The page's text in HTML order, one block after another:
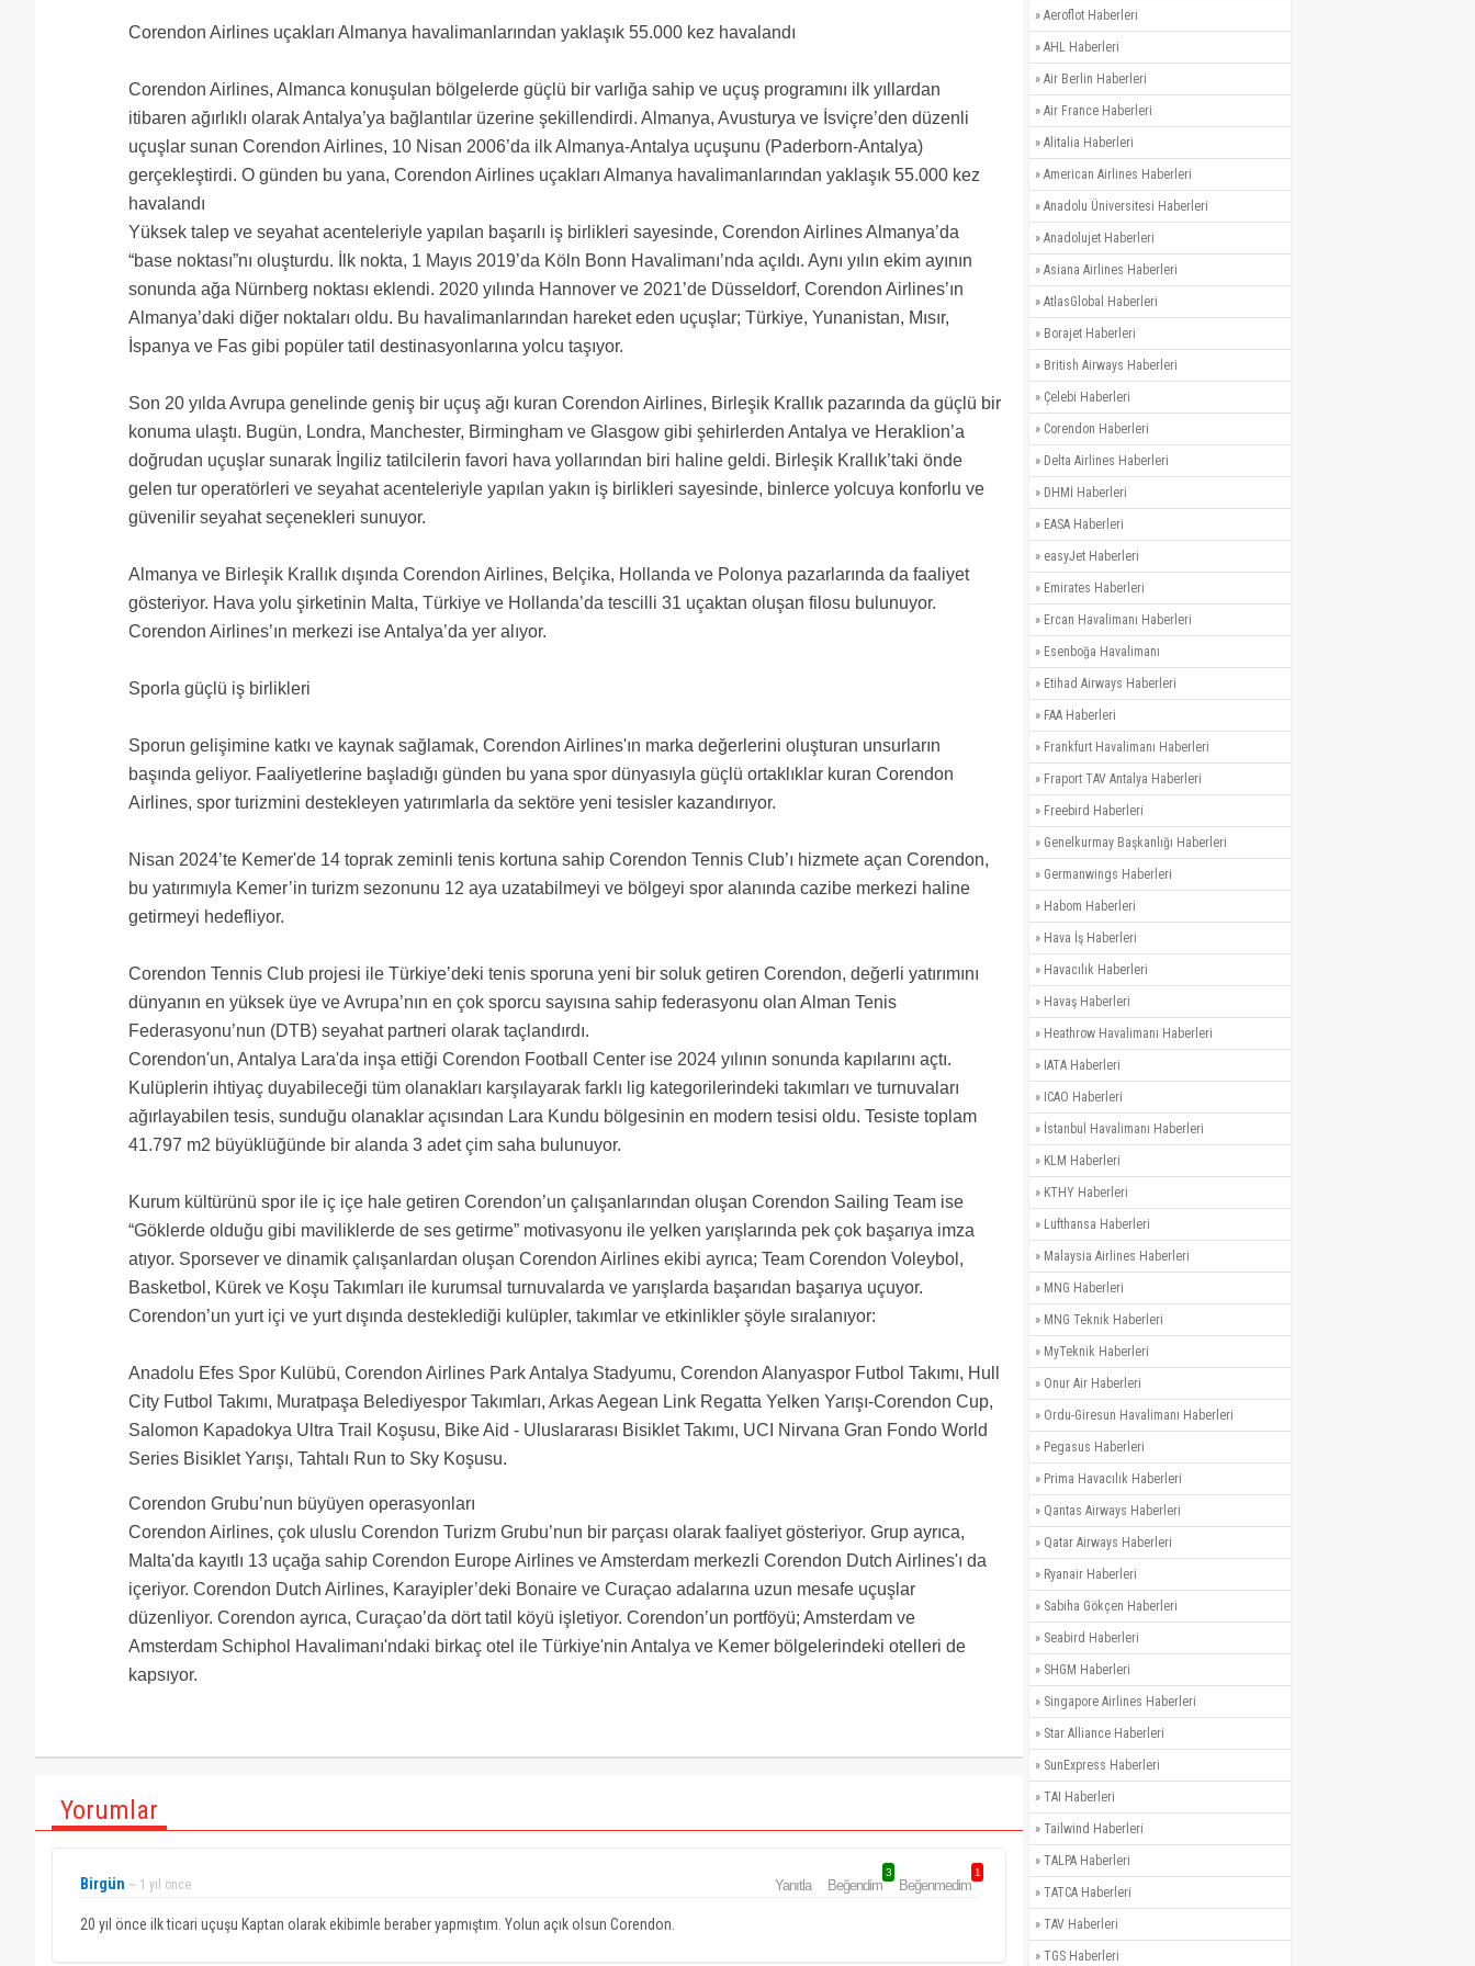
Corendon Airlines uçakları Almanya havalimanlarından yaklaşık 55.000 kez havalandı
Corendon Airlines, Almanca konuşulan bölgelerde güçlü bir varlığa sahip ve uçuş programını ilk yıllardan
itibaren ağırlıklı olarak Antalya’ya bağlantılar üzerine şekillendirdi. Almanya, Avusturya ve İsviçre’den düzenli
uçuşlar sunan Corendon Airlines, 10 Nisan 2006’da ilk Almanya-Antalya uçuşunu (Paderborn-Antalya)
gerçekleştirdi. O günden bu yana, Corendon Airlines uçakları Almanya havalimanlarından yaklaşık 55.000 kez
havalandı
Yüksek talep ve seyahat acenteleriyle yapılan başarılı iş birlikleri sayesinde, Corendon Airlines Almanya’da
“base noktası”nı oluşturdu. İlk nokta, 1 Mayıs 2019’da Köln Bonn Havalimanı’nda açıldı. Aynı yılın ekim ayının
sonunda ağa Nürnberg noktası eklendi. 2020 yılında Hannover ve 2021’de Düsseldorf, Corendon Airlines’ın
Almanya’daki diğer noktaları oldu. Bu havalimanlarından hareket eden uçuşlar; Türkiye, Yunanistan, Mısır,
İspanya ve Fas gibi popüler tatil destinasyonlarına yolcu taşıyor.
Son 20 yılda Avrupa genelinde geniş bir uçuş ağı kuran Corendon Airlines, Birleşik Krallık pazarında da güçlü bir
konuma ulaştı. Bugün, Londra, Manchester, Birmingham ve Glasgow gibi şehirlerden Antalya ve Heraklion’a
doğrudan uçuşlar sunarak İngiliz tatilcilerin favori hava yollarından biri haline geldi. Birleşik Krallık’taki önde
gelen tur operatörleri ve seyahat acenteleriyle yapılan yakın iş birlikleri sayesinde, binlerce yolcuya konforlu ve
güvenilir seyahat seçenekleri sunuyor.
Almanya ve Birleşik Krallık dışında Corendon Airlines, Belçika, Hollanda ve Polonya pazarlarında da faaliyet
gösteriyor. Hava yolu şirketinin Malta, Türkiye ve Hollanda’da tescilli 31 uçaktan oluşan filosu bulunuyor.
Corendon Airlines’ın merkezi ise Antalya’da yer alıyor.
Sporla güçlü iş birlikleri
Sporun gelişimine katkı ve kaynak sağlamak, Corendon Airlines'ın marka değerlerini oluşturan unsurların
başında geliyor. Faaliyetlerine başladığı günden bu yana spor dünyasıyla güçlü ortaklıklar kuran Corendon
Airlines, spor turizmini destekleyen yatırımlarla da sektöre yeni tesisler kazandırıyor.
Nisan 2024’te Kemer'de 14 toprak zeminli tenis kortuna sahip Corendon Tennis Club’ı hizmete açan Corendon,
bu yatırımıyla Kemer’in turizm sezonunu 12 aya uzatabilmeyi ve bölgeyi spor alanında cazibe merkezi haline
getirmeyi hedefliyor.
Corendon Tennis Club projesi ile Türkiye’deki tenis sporuna yeni bir soluk getiren Corendon, değerli yatırımını
dünyanın en yüksek üye ve Avrupa’nın en çok sporcu sayısına sahip federasyonu olan Alman Tenis
Federasyonu’nun (DTB) seyahat partneri olarak taçlandırdı.
Corendon'un, Antalya Lara'da inşa ettiği Corendon Football Center ise 2024 yılının sonunda kapılarını açtı.
Kulüplerin ihtiyaç duyabileceği tüm olanakları karşılayarak farklı lig kategorilerindeki takımları ve turnuvaları
ağırlayabilen tesis, sunduğu olanaklar açısından Lara Kundu bölgesinin en modern tesisi oldu. Tesiste toplam
41.797 m2 büyüklüğünde bir alanda 3 adet çim saha bulunuyor.
Kurum kültürünü spor ile iç içe hale getiren Corendon’un çalışanlarından oluşan Corendon Sailing Team ise
“Göklerde olduğu gibi maviliklerde de ses getirme” motivasyonu ile yelken yarışlarında pek çok başarıya imza
atıyor. Sporsever ve dinamik çalışanlardan oluşan Corendon Airlines ekibi ayrıca; Team Corendon Voleybol,
Basketbol, Kürek ve Koşu Takımları ile kurumsal turnuvalarda ve yarışlarda başarıdan başarıya uçuyor.
Corendon’un yurt içi ve yurt dışında desteklediği kulüpler, takımlar ve etkinlikler şöyle sıralanıyor:
Anadolu Efes Spor Kulübü, Corendon Airlines Park Antalya Stadyumu, Corendon Alanyaspor Futbol Takımı, Hull
City Futbol Takımı, Muratpaşa Belediyespor Takımları, Arkas Aegean Link Regatta Yelken Yarışı-Corendon Cup,
Salomon Kapadokya Ultra Trail Koşusu, Bike Aid - Uluslararası Bisiklet Takımı, UCI Nirvana Gran Fondo World
Series Bisiklet Yarışı, Tahtalı Run to Sky Koşusu.
Corendon Grubu’nun büyüyen operasyonları
Corendon Airlines, çok uluslu Corendon Turizm Grubu’nun bir parçası olarak faaliyet gösteriyor. Grup ayrıca,
Malta'da kayıtlı 13 uçağa sahip Corendon Europe Airlines ve Amsterdam merkezli Corendon Dutch Airlines'ı da
içeriyor. Corendon Dutch Airlines, Karayipler’deki Bonaire ve Curaçao adalarına uzun mesafe uçuşlar
düzenliyor. Corendon ayrıca, Curaçao’da dört tatil köyü işletiyor. Corendon’un portföyü; Amsterdam ve
Amsterdam Schiphol Havalimanı'ndaki birkaç otel ile Türkiye'nin Antalya ve Kemer bölgelerindeki otelleri de
kapsıyor.
Yorumlar
Birgün ~ 1 yıl önce Yanıtla Beğendim
3
Beğenmedim
1
20 yıl önce ilk ticari uçuşu Kaptan olarak ekibimle beraber yapmıştım. Yolun açık olsun Corendon.
» Aeroflot Haberleri
» AHL Haberleri
» Air Berlin Haberleri
» Air France Haberleri
» Alitalia Haberleri
» American Airlines Haberleri
» Anadolu Üniversitesi Haberleri
» Anadolujet Haberleri
» Asiana Airlines Haberleri
» AtlasGlobal Haberleri
» Borajet Haberleri
» British Airways Haberleri
» Çelebi Haberleri
» Corendon Haberleri
» Delta Airlines Haberleri
» DHMİ Haberleri
» EASA Haberleri
» easyJet Haberleri
» Emirates Haberleri
» Ercan Havalimanı Haberleri
» Esenboğa Havalimanı
» Etihad Airways Haberleri
» FAA Haberleri
» Frankfurt Havalimanı Haberleri
» Fraport TAV Antalya Haberleri
» Freebird Haberleri
» Genelkurmay Başkanlığı Haberleri
» Germanwings Haberleri
» Habom Haberleri
» Hava İş Haberleri
» Havacılık Haberleri
» Havaş Haberleri
» Heathrow Havalimanı Haberleri
» IATA Haberleri
» ICAO Haberleri
» İstanbul Havalimanı Haberleri
» KLM Haberleri
» KTHY Haberleri
» Lufthansa Haberleri
» Malaysia Airlines Haberleri
» MNG Haberleri
» MNG Teknik Haberleri
» MyTeknik Haberleri
» Onur Air Haberleri
» Ordu-Giresun Havalimanı Haberleri
» Pegasus Haberleri
» Prima Havacılık Haberleri
» Qantas Airways Haberleri
» Qatar Airways Haberleri
» Ryanair Haberleri
» Sabiha Gökçen Haberleri
» Seabird Haberleri
» SHGM Haberleri
» Singapore Airlines Haberleri
» Star Alliance Haberleri
» SunExpress Haberleri
» TAI Haberleri
» Tailwind Haberleri
» TALPA Haberleri
» TATCA Haberleri
» TAV Haberleri
» TGS Haberleri